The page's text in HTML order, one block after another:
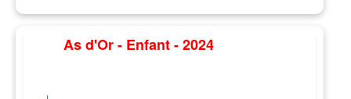
As d'Or - Enfant - 2024